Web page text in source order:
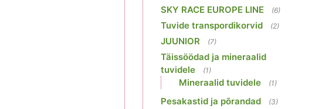
SKY RACE EUROPE LINE (6)
Tuvide transpordikorvid (2)
JUUNIOR (7)
Täissöödad ja mineraalid
tuvidele
(1)
Mineraalid tuvidele (1)
Pesakastid ja põrandad (3)